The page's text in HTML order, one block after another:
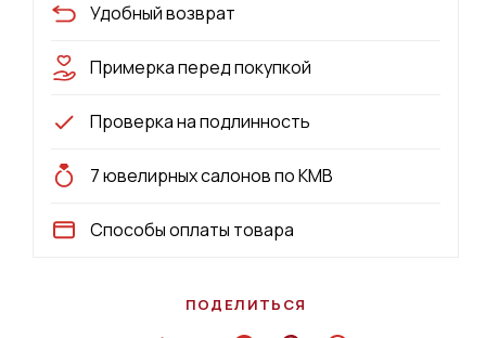
Удобный возврат
Примерка перед покупкой
Проверка на подлинность
7 ювелирных салонов по КМВ
Способы оплаты товара
ПОДЕЛИТЬСЯ